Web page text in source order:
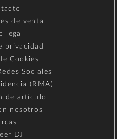
de venta
legal
privacidad
Cookies
Sociales
(RMA)
de artículo
nosotros
DJ